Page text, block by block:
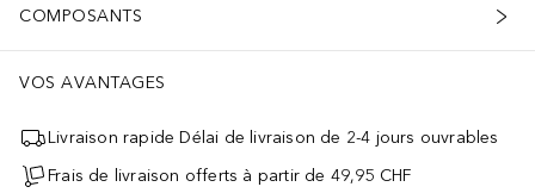
COMPOSANTS
VOS AVANTAGES
Livraison rapide Délai de livraison de 2-4 jours ouvrables
Frais de livraison offerts à partir de 49,95 CHF